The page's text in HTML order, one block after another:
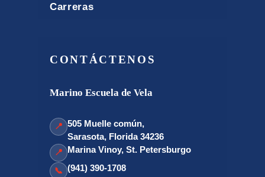
Carreras
CONTÁCTENOS
Marino Escuela de Vela
📍 505 Muelle común,
Sarasota, Florida 34236
📍 Marina Vinoy, St. Petersburgo
📞 (941) 390-1708